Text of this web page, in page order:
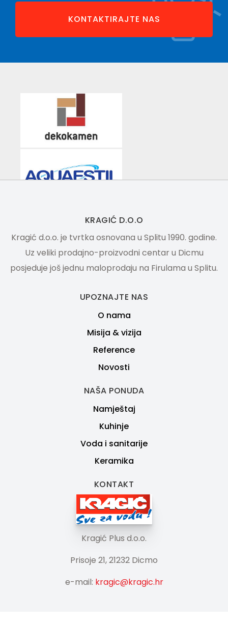
KONTAKTIRAJTE NAS
KRAGIĆ D.O.O
Kragić d.o.o. je tvrtka osnovana u Splitu 1990. godine.
Uz veliki prodajno-proizvodni centar u Dicmu
posjeduje još jednu maloprodaju na Firulama u Splitu.
UPOZNAJTE NAS
O nama
Misija & vizija
Reference
Novosti
NAŠA PONUDA
Namještaj
Kuhinje
Voda i sanitarije
Keramika
KONTAKT
Kragić Plus d.o.o.
Prisoje 21, 21232 Dicmo
e-mail: kragic@kragic.hr